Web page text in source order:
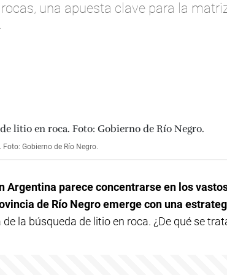
una apuesta clave para la
Gobierno de Río Negro.
Argentina parece concentrarse en los
de Río Negro emerge con una
la búsqueda de litio en roca. ¿De qué se